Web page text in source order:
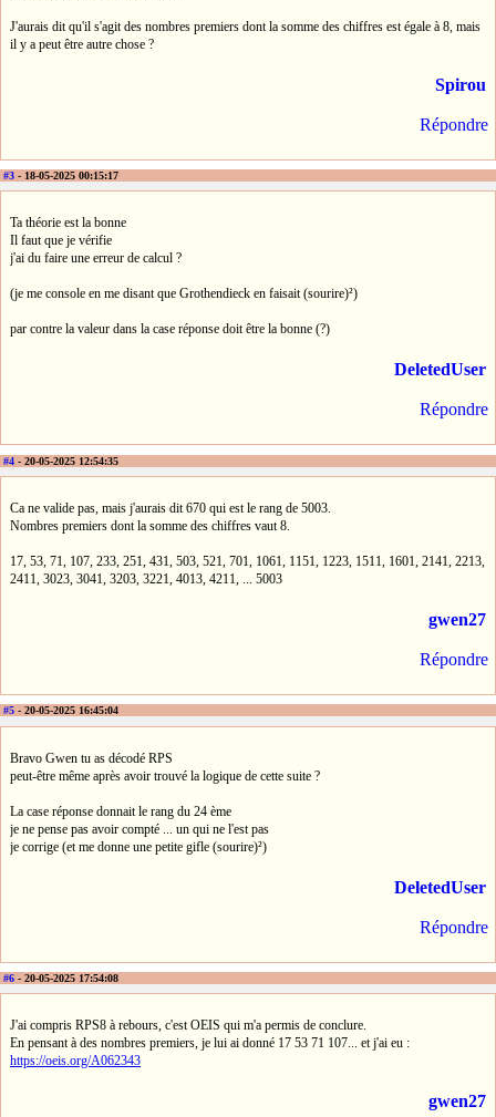
J'aurais dit qu'il s'agit des nombres premiers dont la somme des chiffres est égale à 8, mais
il y a peut être autre chose ?
Spirou
Répondre
#3 - 18-05-2025 00:15:17
Ta théorie est la bonne
Il faut que je vérifie
j'ai du faire une erreur de calcul ?
(je me console en me disant que Grothendieck en faisait (sourire)²)
par contre la valeur dans la case réponse doit être la bonne (?)
DeletedUser
Répondre
#4 - 20-05-2025 12:54:35
Ca ne valide pas, mais j'aurais dit 670 qui est le rang de 5003.
Nombres premiers dont la somme des chiffres vaut 8.
17, 53, 71, 107, 233, 251, 431, 503, 521, 701, 1061, 1151, 1223, 1511, 1601, 2141, 2213,
2411, 3023, 3041, 3203, 3221, 4013, 4211, ... 5003
gwen27
Répondre
#5 - 20-05-2025 16:45:04
Bravo Gwen tu as décodé RPS
peut-être même après avoir trouvé la logique de cette suite ?
La case réponse donnait le rang du 24 ème
je ne pense pas avoir compté ... un qui ne l'est pas
je corrige (et me donne une petite gifle (sourire)²)
DeletedUser
Répondre
#6 - 20-05-2025 17:54:08
J'ai compris RPS8 à rebours, c'est OEIS qui m'a permis de conclure.
En pensant à des nombres premiers, je lui ai donné 17 53 71 107... et j'ai eu :
https://oeis.org/A062343
gwen27